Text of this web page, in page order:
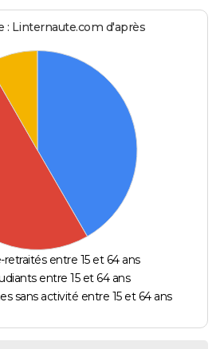
: Linternaute.com d'après
entre 15 et 64 ans
entre 15 et 64 ans
sans activité entre 15 et 64 ans